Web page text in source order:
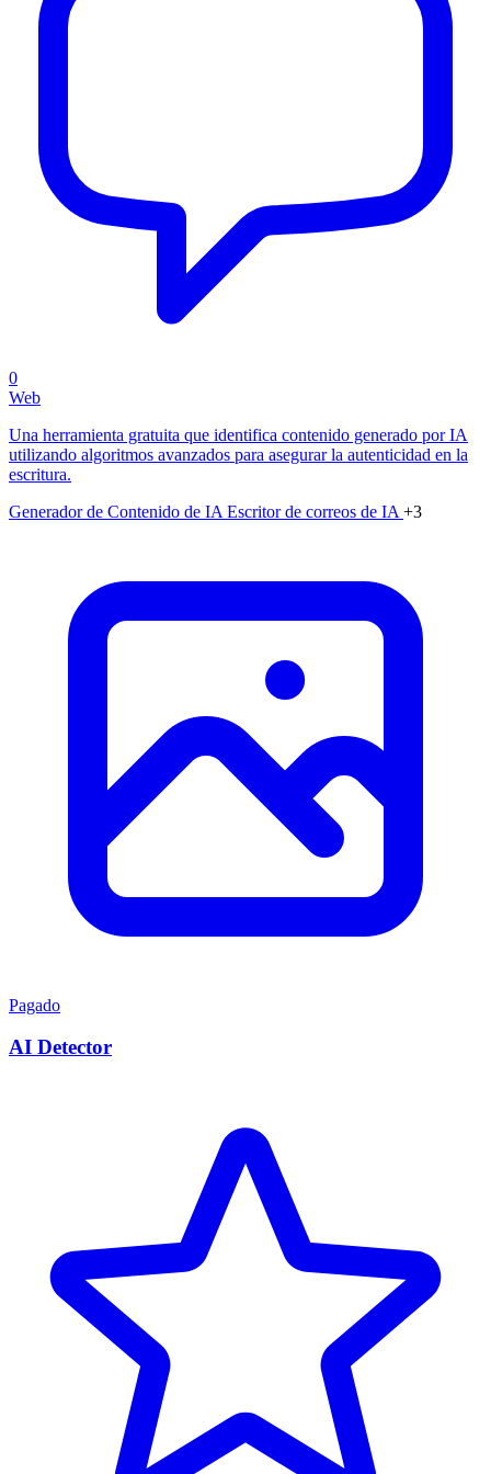
0
Web
Una herramienta gratuita que identifica contenido generado por IA
utilizando algoritmos avanzados para asegurar la autenticidad en la
escritura.
Generador de Contenido de IA Escritor de correos de IA +3
Pagado
AI Detector